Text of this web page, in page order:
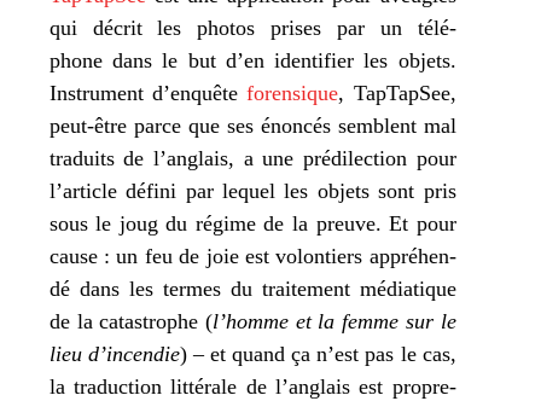
qui décrit les pho­tos prises par un télé­
phone dans le but d’en iden­ti­fier les objets.
Instrument d’en­quêteforen­sique, TapTapSee,
peut-être parce que ses énon­cés semblent mal
tra­duits de l’an­glais, a une pré­di­lec­tion pour
l’ar­ticle défi­ni par lequel les objets sont pris
sous le joug du régime de la preuve. Et pour
cause : un feu de joie est volon­tiers appré­hen­
dé dans les termes du trai­te­ment média­tique
de la catas­trophe (l’homme et la femme sur le
lieu d’in­cen­die) – et quand ça n’est pas le cas,
la tra­duc­tion lit­té­rale de l’an­glais est pro­pre­